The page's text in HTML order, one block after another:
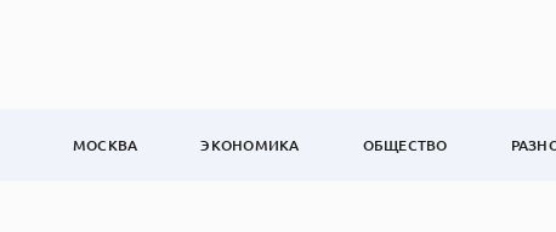
МОСКВА ЭКОНОМИКА ОБЩЕСТВО